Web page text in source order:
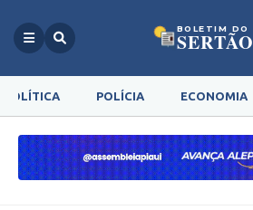
BOLETIM DO
SERTÃO
POLÍTICA POLÍCIA ECONOMIA